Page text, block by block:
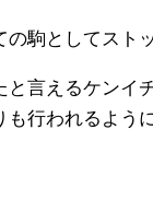
駒としてスト
言えるケンイチ
行われるように